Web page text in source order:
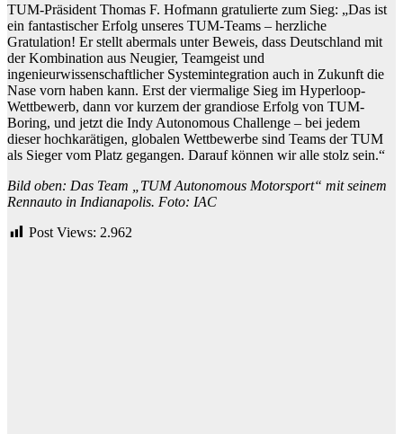
TUM-Präsident Thomas F. Hofmann gratulierte zum Sieg: „Das ist
ein fantastischer Erfolg unseres TUM-Teams – herzliche
Gratulation! Er stellt abermals unter Beweis, dass Deutschland mit
der Kombination aus Neugier, Teamgeist und
ingenieurwissenschaftlicher Systemintegration auch in Zukunft die
Nase vorn haben kann. Erst der viermalige Sieg im Hyperloop-
Wettbewerb, dann vor kurzem der grandiose Erfolg von TUM-
Boring, und jetzt die Indy Autonomous Challenge – bei jedem
dieser hochkarätigen, globalen Wettbewerbe sind Teams der TUM
als Sieger vom Platz gegangen. Darauf können wir alle stolz sein.“
Bild oben: Das Team „TUM Autonomous Motorsport“ mit seinem
Rennauto in Indianapolis. Foto: IAC
Post Views: 2.962